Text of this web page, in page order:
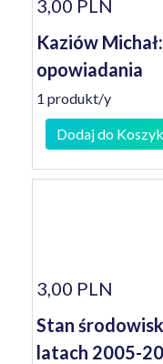
3,00 PLN
Kaziów
opowiadania
1 produkt/y
Dodaj do
3,00 PLN
Stan
latach 2005-